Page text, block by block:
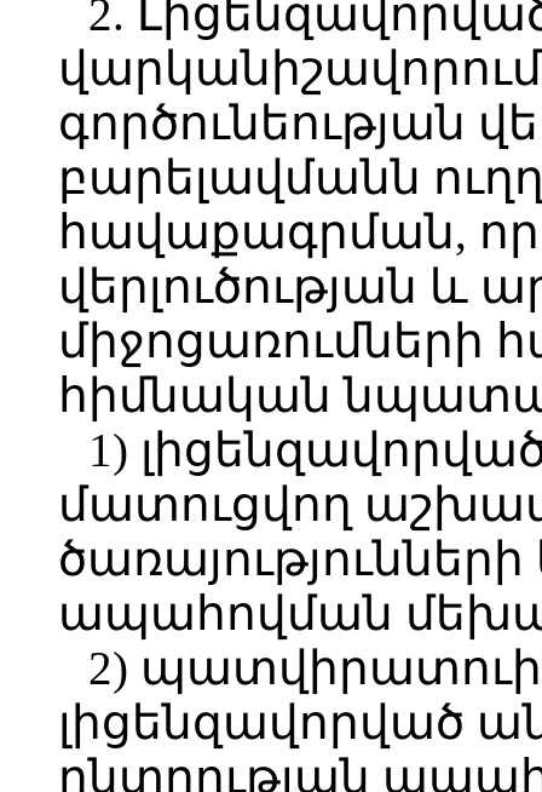
2.
գործունեության
բարելավմանն
հավաքագրման,
վերլուծության և
միջոցառումների
հիմնական
1)
մատուցվող
ապահովման
2) պատվիրատուի
լիցենզավորված
ընտրության